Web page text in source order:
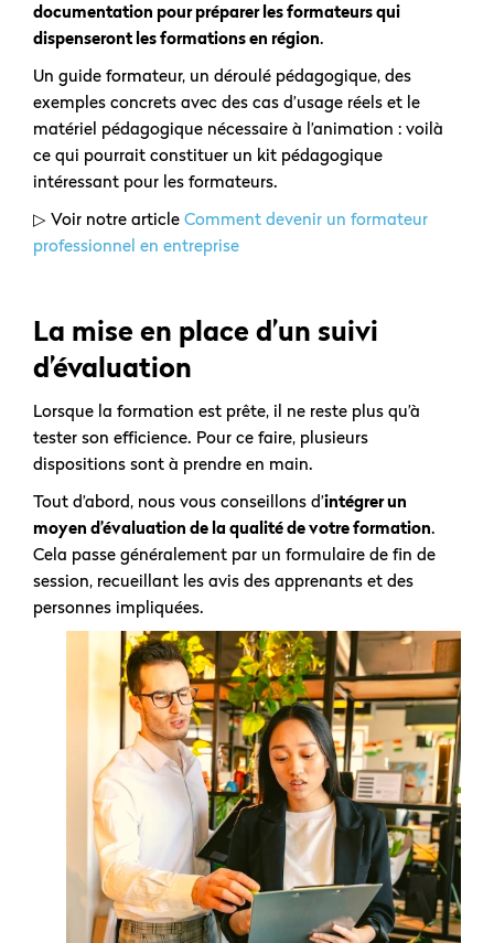
documentation pour préparer les formateurs qui
dispenseront les formations en région.
Un guide formateur, un déroulé pédagogique, des
exemples concrets avec des cas d’usage réels et le
matériel pédagogique nécessaire à l’animation : voilà
ce qui pourrait constituer un kit pédagogique
intéressant pour les formateurs.
▷ Voir notre article Comment devenir un formateur
professionnel en entreprise
La mise en place d’un suivi
d’évaluation
Lorsque la formation est prête, il ne reste plus qu’à
tester son efficience. Pour ce faire, plusieurs
dispositions sont à prendre en main.
Tout d’abord, nous vous conseillons d’intégrer un
moyen d’évaluation de la qualité de votre formation.
Cela passe généralement par un formulaire de fin de
session, recueillant les avis des apprenants et des
personnes impliquées.